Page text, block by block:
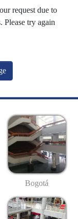
request due to
Please try again
Bogotá